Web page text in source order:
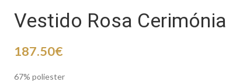
Vestido Rosa Cerimónia
187.50€
67% poliester